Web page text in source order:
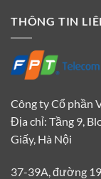
THÔNG TIN
Công ty Cổ phần
Địa chỉ: Tầng 9,
Giấy, Hà Nội
37-39A, đường